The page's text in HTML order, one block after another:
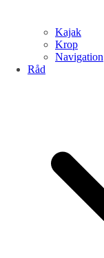
Kajak
Krop
Navigation
Råd